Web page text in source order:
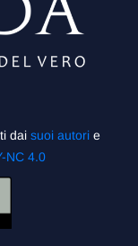
dai suoi autori e
NC 4.0